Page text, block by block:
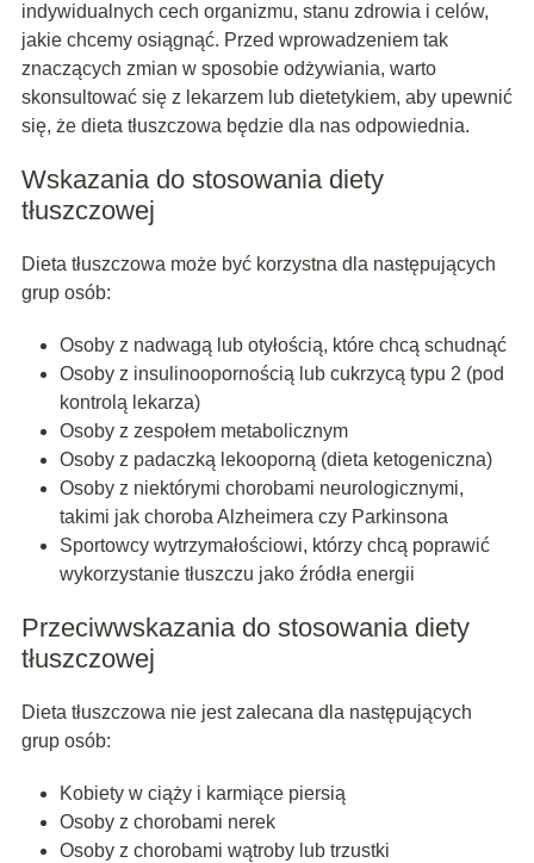
indywidualnych cech organizmu, stanu zdrowia i celów,
jakie chcemy osiągnąć. Przed wprowadzeniem tak
znaczących zmian w sposobie odżywiania, warto
skonsultować się z lekarzem lub dietetykiem, aby upewnić
się, że dieta tłuszczowa będzie dla nas odpowiednia.
Wskazania do stosowania diety
tłuszczowej
Dieta tłuszczowa może być korzystna dla następujących
grup osób:
Osoby z nadwagą lub otyłością, które chcą schudnąć
Osoby z insulinoopornością lub cukrzycą typu 2 (pod
kontrolą lekarza)
Osoby z zespołem metabolicznym
Osoby z padaczką lekooporną (dieta ketogeniczna)
Osoby z niektórymi chorobami neurologicznymi,
takimi jak choroba Alzheimera czy Parkinsona
Sportowcy wytrzymałościowi, którzy chcą poprawić
wykorzystanie tłuszczu jako źródła energii
Przeciwwskazania do stosowania diety
tłuszczowej
Dieta tłuszczowa nie jest zalecana dla następujących
grup osób:
Kobiety w ciąży i karmiące piersią
Osoby z chorobami nerek
Osoby z chorobami wątroby lub trzustki